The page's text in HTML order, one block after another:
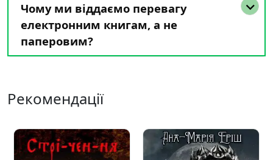
Чому ми віддаємо перевагу
електронним книгам, а не
паперовим?
Рекомендації